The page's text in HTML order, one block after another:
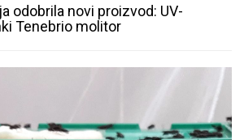
odobrila novi proizvod: UV-
Tenebrio molitor